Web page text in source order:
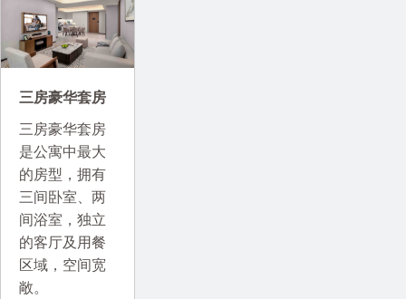
三房豪华套房
三房豪华套房
是公寓中最大
的房型，拥有
三间卧室、两
间浴室，独立
的客厅及用餐
区域，空间宽
敞。